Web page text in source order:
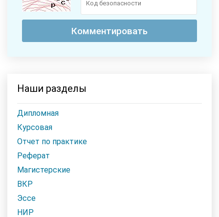
Наши разделы
Дипломная
Курсовая
Отчет по практике
Реферат
Магистерские
ВКР
Эссе
НИР